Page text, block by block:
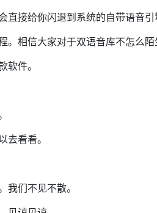
直接给你闪退到系统的自带语音引
。相信大家对于双语音库不怎么陌
软件。
去看看。
我们不见不散。